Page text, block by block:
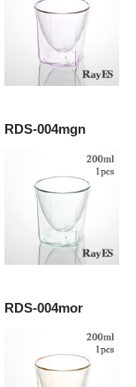
RDS-004mgn
RDS-004mor